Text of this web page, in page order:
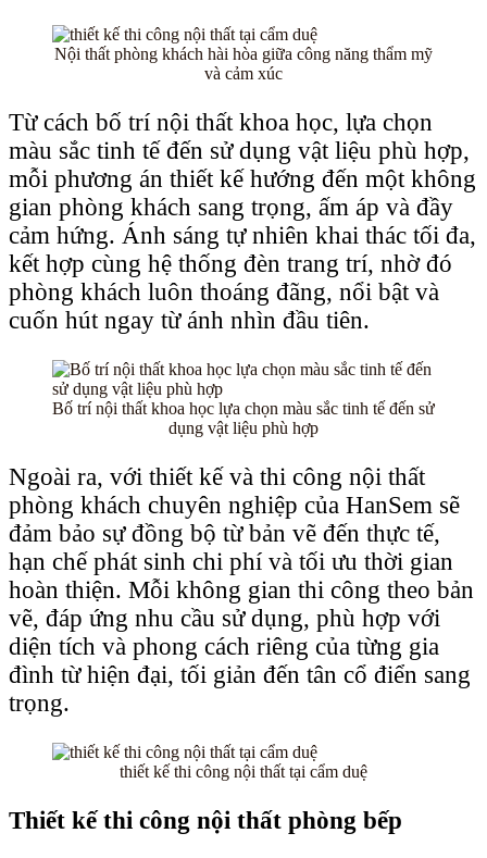
Nội thất phòng khách hài hòa giữa công năng thẩm mỹ
và cảm xúc
Từ cách bố trí nội thất khoa học, lựa chọn
màu sắc tinh tế đến sử dụng vật liệu phù hợp,
mỗi phương án thiết kế hướng đến một không
gian phòng khách sang trọng, ấm áp và đầy
cảm hứng. Ánh sáng tự nhiên khai thác tối đa,
kết hợp cùng hệ thống đèn trang trí, nhờ đó
phòng khách luôn thoáng đãng, nổi bật và
cuốn hút ngay từ ánh nhìn đầu tiên.
Bố trí nội thất khoa học lựa chọn màu sắc tinh tế đến sử
dụng vật liệu phù hợp
Ngoài ra, với thiết kế và thi công nội thất
phòng khách chuyên nghiệp của HanSem sẽ
đảm bảo sự đồng bộ từ bản vẽ đến thực tế,
hạn chế phát sinh chi phí và tối ưu thời gian
hoàn thiện. Mỗi không gian thi công theo bản
vẽ, đáp ứng nhu cầu sử dụng, phù hợp với
diện tích và phong cách riêng của từng gia
đình từ hiện đại, tối giản đến tân cổ điển sang
trọng.
thiết kế thi công nội thất tại cẩm duệ
Thiết kế thi công nội thất phòng bếp